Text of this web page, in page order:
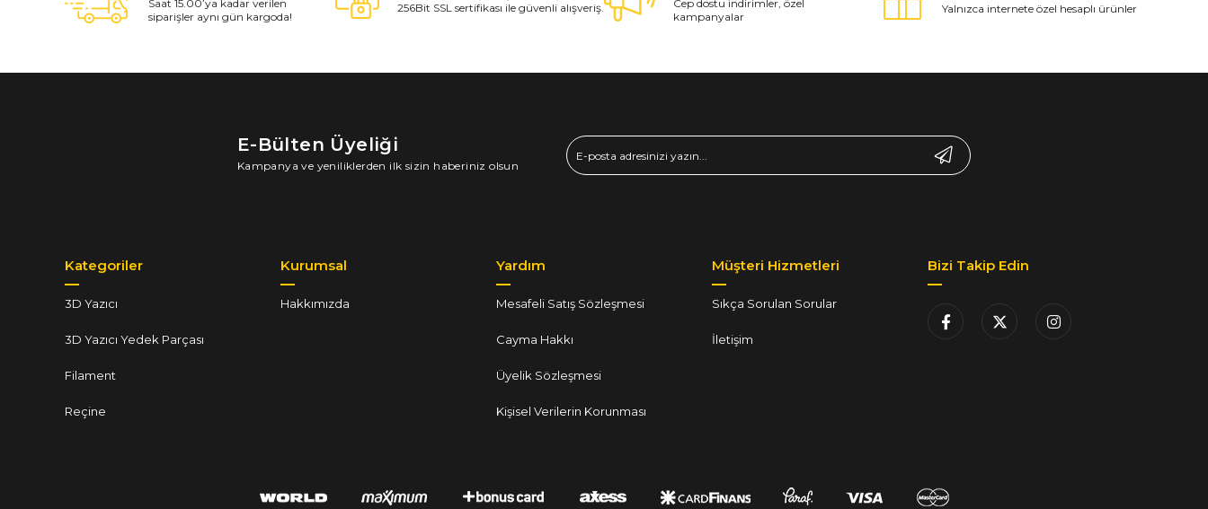
Saat 15.00’ya kadar verilen
siparişler aynı gün kargoda!
256Bit SSL sertifikası ile güvenli alışveriş.
Cep dostu indirimler, özel
kampanyalar
Yalnızca internete özel hesaplı ürünler
E-Bülten Üyeliği
Kampanya ve yeniliklerden ilk sizin haberiniz olsun
Kategoriler
3D Yazıcı
3D Yazıcı Yedek Parçası
Filament
Reçine
Kurumsal
Hakkımızda
Yardım
Mesafeli Satış Sözleşmesi
Cayma Hakkı
Üyelik Sözleşmesi
Kişisel Verilerin Korunması
Müşteri Hizmetleri
Sıkça Sorulan Sorular
İletişim
Bizi Takip Edin